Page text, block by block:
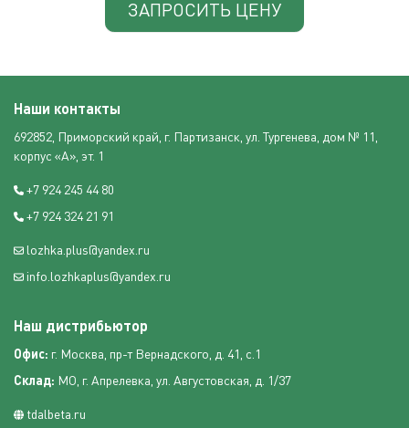
ЗАПРОСИТЬ ЦЕНУ
Наши контакты
692852, Приморский край, г. Партизанск, ул. Тургенева, дом № 11,
корпус «А», эт. 1
+7 924 245 44 80
+7 924 324 21 91
lozhka.plus@yandex.ru
info.lozhkaplus@yandex.ru
Наш дистрибьютор
Офис: г. Москва, пр-т Вернадского, д. 41, с.1
Склад: МО, г. Апрелевка, ул. Августовская, д. 1/37
tdalbeta.ru